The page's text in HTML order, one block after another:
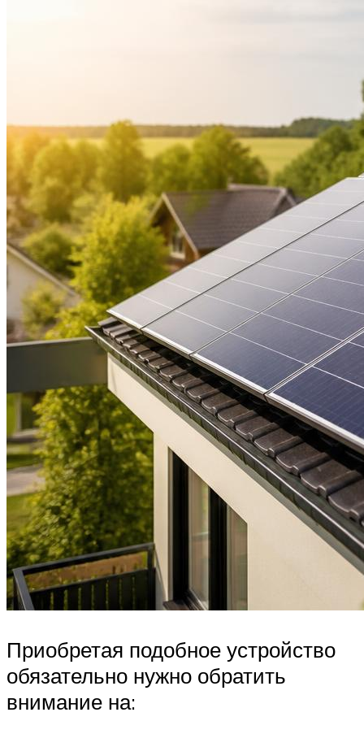
Приобретая подобное устройство
обязательно нужно обратить
внимание на: